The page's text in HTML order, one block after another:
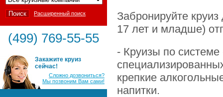
Расширенный поиск
(499) 769-55-55
Закажите круиз
сейчас!
Сложно дозвониться?
Мы позвоним Вам сами!
Забронируйте
17 лет и младше)
- Круизы по
крепкие
напитки.